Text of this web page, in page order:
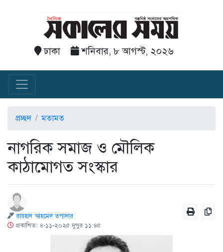
ঢাকা শনিবার, ৮ আগস্ট, ২০২৬
প্রচ্ছদ মতামত
নাগরিক সমাজ ও মৌলিক
কাঠামোগত সংস্কার
রায়হান আহমেদ তপাদার
প্রকাশিত: ৪-১১-২০২৫ দুপুর ১১:৪৫